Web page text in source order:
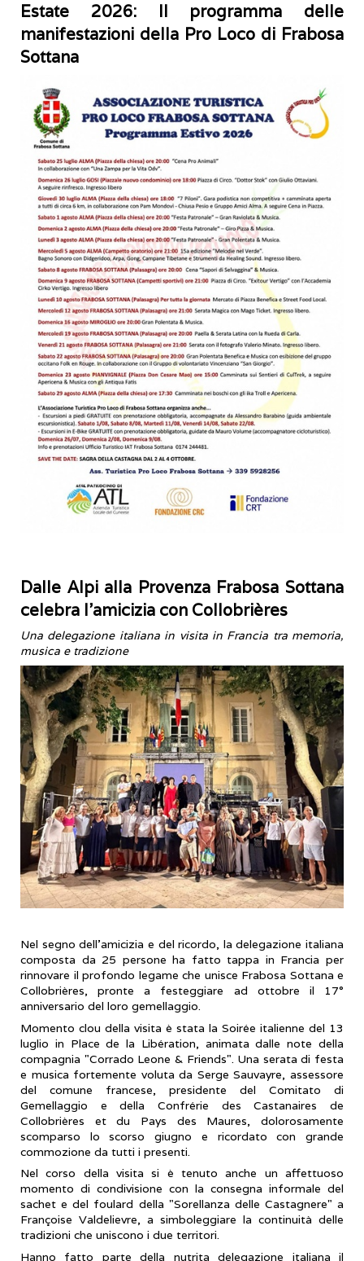
Estate 2026: Il programma delle
manifestazioni della Pro Loco di Frabosa
Sottana
Dalle Alpi alla Provenza Frabosa Sottana
celebra l’amicizia con Collobrières
Una delegazione italiana in visita in Francia tra memoria,
musica e tradizione
Nel segno dell’amicizia e del ricordo, la delegazione italiana
composta da 25 persone ha fatto tappa in Francia per
rinnovare il profondo legame che unisce Frabosa Sottana e
Collobrières, pronte a festeggiare ad ottobre il 17°
anniversario del loro gemellaggio.
​Momento clou della visita è stata la Soirée italienne del 13
luglio in Place de la Libération, animata dalle note della
compagnia "Corrado Leone & Friends". Una serata di festa
e musica fortemente voluta da Serge Sauvayre, assessore
del comune francese, presidente del Comitato di
Gemellaggio e della Confrérie des Castanaires de
Collobrières et du Pays des Maures, dolorosamente
scomparso lo scorso giugno e ricordato con grande
commozione da tutti i presenti.
​Nel corso della visita si è tenuto anche un affettuoso
momento di condivisione con la consegna informale del
sachet e del foulard della "Sorellanza delle Castagnere" a
Françoise Valdelievre, a simboleggiare la continuità delle
tradizioni che uniscono i due territori.
Hanno fatto parte della nutrita delegazione italiana il